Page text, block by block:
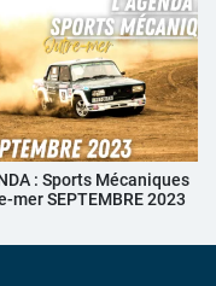
: Sports Mécaniques
mer SEPTEMBRE 2023